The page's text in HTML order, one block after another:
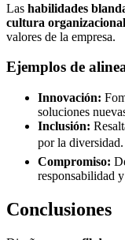
Las habilidades
cultura organizacional
valores de la empresa.
Ejemplos de
Innovación:
soluciones
Inclusión:
por la
Compromiso:
responsabilidad
Conclusiones